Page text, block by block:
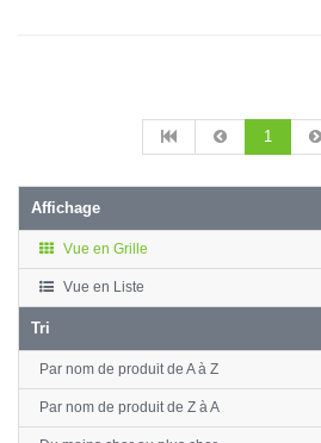
1
Affichage
Vue en Grille
Vue en Liste
Tri
Par nom de produit de A à Z
Par nom de produit de Z à A